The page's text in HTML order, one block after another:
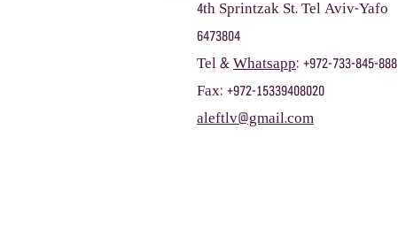
4th Sprintzak St. Tel Aviv-Yafo
6473804
Tel & Whatsapp: +972-733-845-888
Fax: +972-15339408020
aleftlv@gmail.com